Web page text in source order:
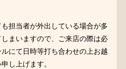
担当者が外出している場合が多
まいますので、ご来店の際は必
にて日時等打ち合わせの上お越
し上げます。